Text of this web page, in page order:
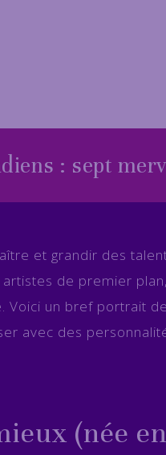
: sept
et grandir des
de premier
Voici un bref portrait
avec des
(née